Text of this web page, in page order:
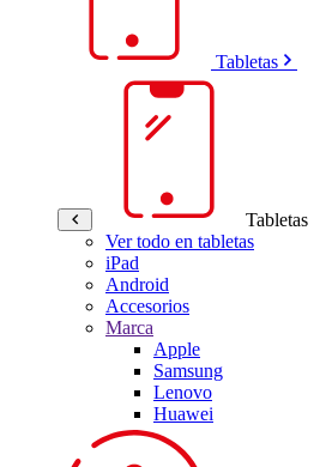
Tabletas
Tabletas
Ver todo en tabletas
iPad
Android
Accesorios
Marca
Apple
Samsung
Lenovo
Huawei